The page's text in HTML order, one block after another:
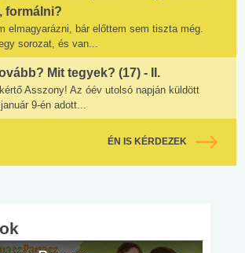
formálni?
elmagyarázni, bár előttem sem tiszta még.
sorozat, és van...
Mit tegyek? (17) - II.
Asszony! Az óév utolsó napján küldött
9-én adott...
ÉN IS KÉRDEZEK